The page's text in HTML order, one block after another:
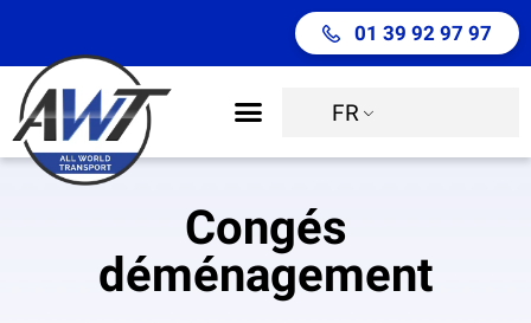
01 39 92 97 97
FR
Congés
déménagement